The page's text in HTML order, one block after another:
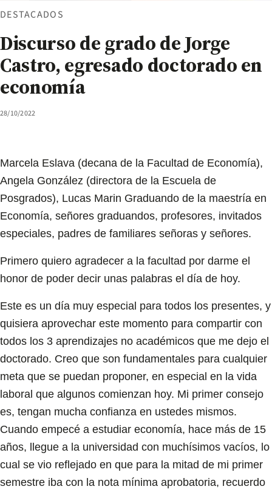
DESTACADOS
Discurso de grado de Jorge
Castro, egresado doctorado en
economía
28/10/2022
Marcela Eslava (decana de la Facultad de Economía),
Angela González (directora de la Escuela de
Posgrados), Lucas Marin Graduando de la maestría en
Economía, señores graduandos, profesores, invitados
especiales, padres de familiares señoras y señores.
Primero quiero agradecer a la facultad por darme el
honor de poder decir unas palabras el día de hoy.
Este es un día muy especial para todos los presentes, y
quisiera aprovechar este momento para compartir con
todos los 3 aprendizajes no académicos que me dejo el
doctorado. Creo que son fundamentales para cualquier
meta que se puedan proponer, en especial en la vida
laboral que algunos comienzan hoy. Mi primer consejo
es, tengan mucha confianza en ustedes mismos.
Cuando empecé a estudiar economía, hace más de 15
años, llegue a la universidad con muchísimos vacíos, lo
cual se vio reflejado en que para la mitad de mi primer
semestre iba con la nota mínima aprobatoria, recuerdo